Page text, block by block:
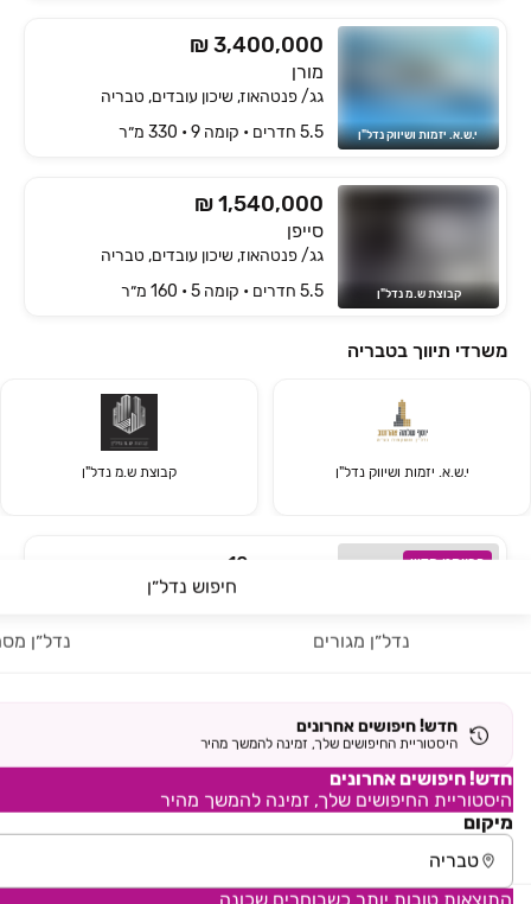
חיפוש נדל״ן
נדל״ן מגורים נדל״ן
חדש! חיפושים אחרונים
היסטוריית החיפושים שלך, זמינה להמשך מהיר
חדש! חיפושים אחרונים
היסטוריית החיפושים שלך, זמינה להמשך מהיר
מיקום
י.ש.א. יזמות ושיווק נדל"ן
₪ 3,400,000
מורן
גג/ פנטהאוז, שיכון עובדים, טבריה
5.5 חדרים • קומה ‎9‏ • 330 מ״ר
קבוצת ש.מ נדל"ן
₪ 1,540,000
סייפן
גג/ פנטהאוז, שיכון עובדים, טבריה
5.5 חדרים • קומה ‎5‏ • 160 מ״ר
משרדי תיווך בטבריה
י.ש.א. יזמות ושיווק נדל"ן קבוצת ש.מ נדל"ן
פרויקט חדש
להמחשה
פרויקט חדש
להמחשה
AGAM RESIDENCE
גוזלן את נחום-שכ' דוד רמז